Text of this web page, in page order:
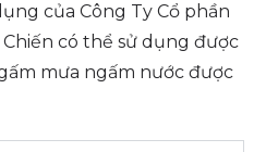
của Công Ty Cổ phần
Chiến có thể sử dụng được
mưa ngấm nước được